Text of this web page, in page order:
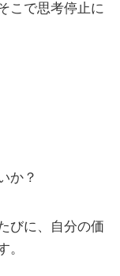
こで思考停止に
か？
びに、自分の価
。